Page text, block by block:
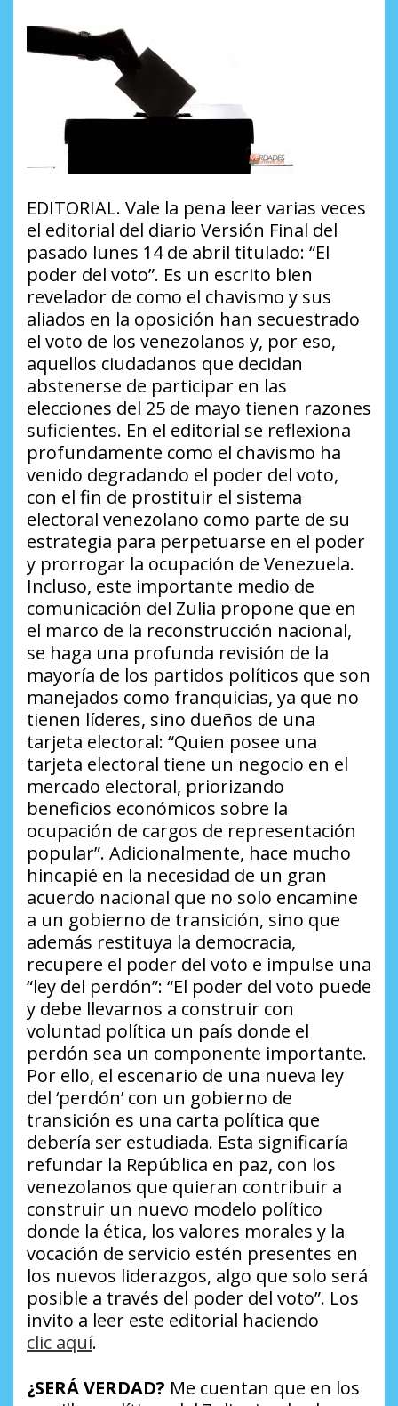
EDITORIAL. Vale la pena leer varias veces
el editorial del diario Versión Final del
pasado lunes 14 de abril titulado: “El
poder del voto”. Es un escrito bien
revelador de como el chavismo y sus
aliados en la oposición han secuestrado
el voto de los venezolanos y, por eso,
aquellos ciudadanos que decidan
abstenerse de participar en las
elecciones del 25 de mayo tienen razones
suficientes. En el editorial se reflexiona
profundamente como el chavismo ha
venido degradando el poder del voto,
con el fin de prostituir el sistema
electoral venezolano como parte de su
estrategia para perpetuarse en el poder
y prorrogar la ocupación de Venezuela.
Incluso, este importante medio de
comunicación del Zulia propone que en
el marco de la reconstrucción nacional,
se haga una profunda revisión de la
mayoría de los partidos políticos que son
manejados como franquicias, ya que no
tienen líderes, sino dueños de una
tarjeta electoral: “Quien posee una
tarjeta electoral tiene un negocio en el
mercado electoral, priorizando
beneficios económicos sobre la
ocupación de cargos de representación
popular”. Adicionalmente, hace mucho
hincapié en la necesidad de un gran
acuerdo nacional que no solo encamine
a un gobierno de transición, sino que
además restituya la democracia,
recupere el poder del voto e impulse una
“ley del perdón”: “El poder del voto puede
y debe llevarnos a construir con
voluntad política un país donde el
perdón sea un componente importante.
Por ello, el escenario de una nueva ley
del ‘perdón’ con un gobierno de
transición es una carta política que
debería ser estudiada. Esta significaría
refundar la República en paz, con los
venezolanos que quieran contribuir a
construir un nuevo modelo político
donde la ética, los valores morales y la
vocación de servicio estén presentes en
los nuevos liderazgos, algo que solo será
posible a través del poder del voto”. Los
invito a leer este editorial haciendo
clic aquí.
¿SERÁ VERDAD? Me cuentan que en los